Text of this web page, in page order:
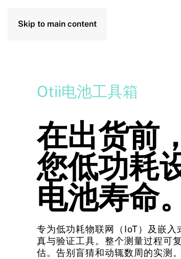
Skip to main content
Otii电池工具箱
在出货前
您低功耗
电池寿命。
专为低功耗物联网（IoT）及嵌
真与验证工具。整个测量过程可
估。告别盲猜和动辄数周的实测。